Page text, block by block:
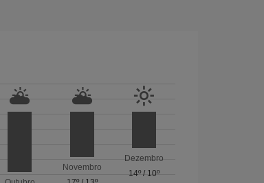
Novembro
Dezembro
14º / 10º